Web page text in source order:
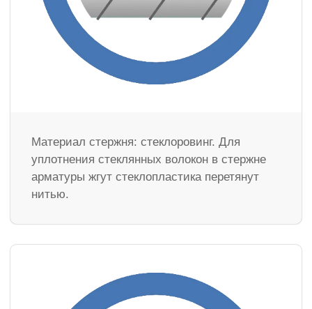
Материал стержня: стеклоровинг. Для
уплотнения стеклянных волокон в стержне
арматуры жгут стеклопластика перетянут
нитью.